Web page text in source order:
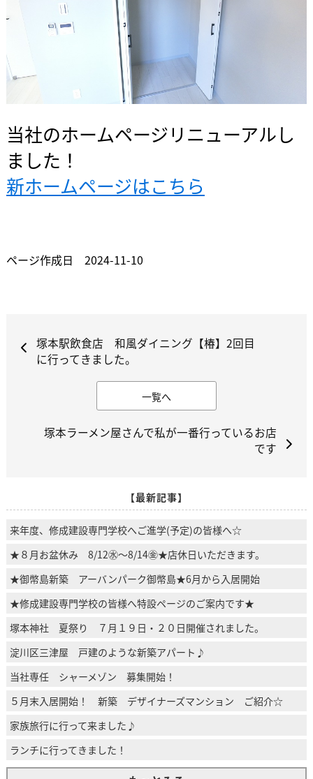
当社のホームページリニューアルし
ました！
新ホームページはこちら
ページ作成日 2024-11-10
塚本駅飲食店 和風ダイニング【椿】2回目
に行ってきました。
一覧へ
塚本ラーメン屋さんで私が一番行っているお店
です
【最新記事】
来年度、修成建設専門学校へご進学(予定)の皆様へ☆
★８月お盆休み 8/12㊌～8/14㊎★店休日いただきます。
★御幣島新築 アーバンパーク御幣島★6月から入居開始
★修成建設専門学校の皆様へ特設ページのご案内です★
塚本神社 夏祭り ７月１９日・２０日開催されました。
淀川区三津屋 戸建のような新築アパート♪
当社専任 シャーメゾン 募集開始！
５月末入居開始！ 新築 デザイナーズマンション ご紹介☆
家族旅行に行って来ました♪
ランチに行ってきました！